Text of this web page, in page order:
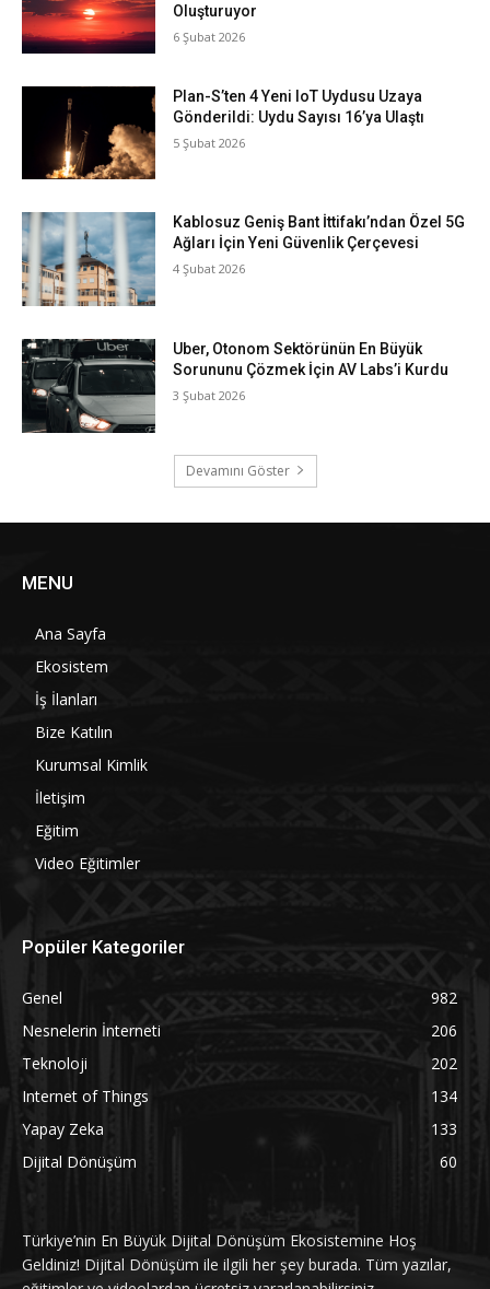
Oluşturuyor
6 Şubat 2026
Plan-S’ten 4 Yeni IoT Uydusu Uzaya
Gönderildi: Uydu Sayısı 16’ya Ulaştı
5 Şubat 2026
Kablosuz Geniş Bant İttifakı’ndan Özel 5G
Ağları İçin Yeni Güvenlik Çerçevesi
4 Şubat 2026
Uber, Otonom Sektörünün En Büyük
Sorununu Çözmek İçin AV Labs’i Kurdu
3 Şubat 2026
Devamını Göster
MENU
Ana Sayfa
Ekosistem
İş İlanları
Bize Katılın
Kurumsal Kimlik
İletişim
Eğitim
Video Eğitimler
Popüler Kategoriler
Genel
982
Nesnelerin İnterneti
206
Teknoloji
202
Internet of Things
134
Yapay Zeka
133
Dijital Dönüşüm
60
Türkiye’nin En Büyük Dijital Dönüşüm Ekosistemine Hoş
Geldiniz! Dijital Dönüşüm ile ilgili her şey burada. Tüm yazılar,